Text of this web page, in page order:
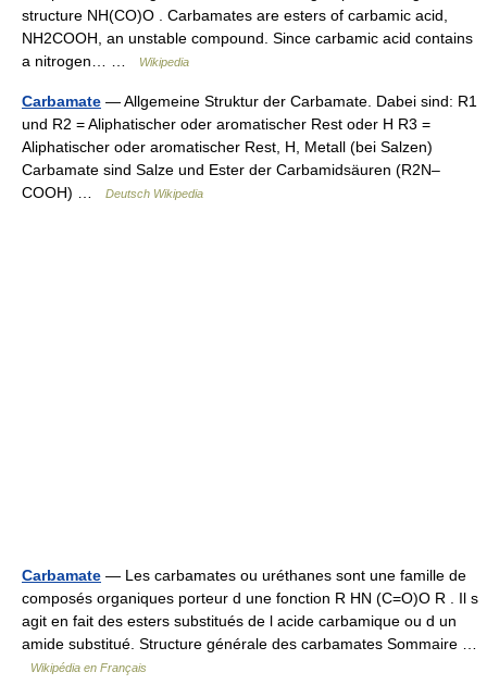
structure NH(CO)O . Carbamates are esters of carbamic acid,
NH2COOH, an unstable compound. Since carbamic acid contains
a nitrogen… …
Wikipedia
Carbamate — Allgemeine Struktur der Carbamate. Dabei sind: R1
und R2 = Aliphatischer oder aromatischer Rest oder H R3 =
Aliphatischer oder aromatischer Rest, H, Metall (bei Salzen)
Carbamate sind Salze und Ester der Carbamidsäuren (R2N–
COOH) …
Deutsch Wikipedia
Carbamate — Les carbamates ou uréthanes sont une famille de
composés organiques porteur d une fonction R HN (C=O)O R . Il s
agit en fait des esters substitués de l acide carbamique ou d un
amide substitué. Structure générale des carbamates Sommaire …
Wikipédia en Français